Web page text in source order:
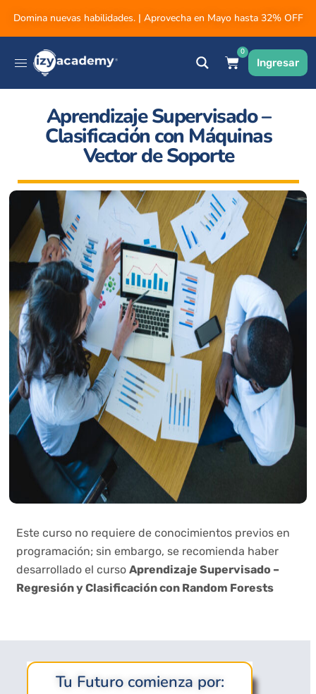
Domina nuevas habilidades. | Aprovecha en Mayo hasta 32% OFF
0
Ingresar
Aprendizaje Supervisado –
Clasificación con Máquinas
Vector de Soporte
Este curso no requiere de conocimientos previos en
programación; sin embargo, se recomienda haber
desarrollado el curso Aprendizaje Supervisado –
Regresión y Clasificación con Random Forests
Tu Futuro comienza por: